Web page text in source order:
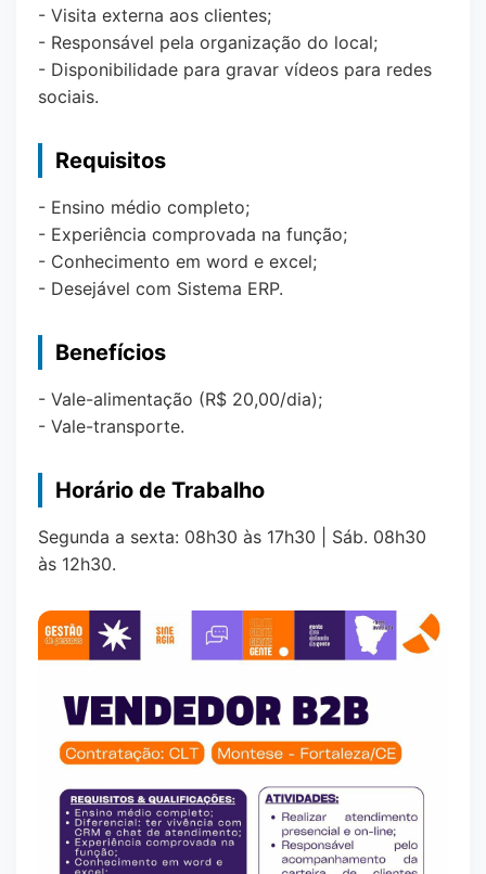
- Visita externa aos clientes;
- Responsável pela organização do local;
- Disponibilidade para gravar vídeos para redes
sociais.
Requisitos
- Ensino médio completo;
- Experiência comprovada na função;
- Conhecimento em word e excel;
- Desejável com Sistema ERP.
Benefícios
- Vale-alimentação (R$ 20,00/dia);
- Vale-transporte.
Horário de Trabalho
Segunda a sexta: 08h30 às 17h30 | Sáb. 08h30
às 12h30.